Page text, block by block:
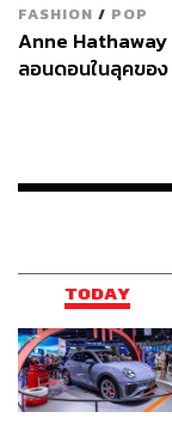
FASHION / POP
Anne Hathaway
ลอนดอนในลุคขอ
TODAY